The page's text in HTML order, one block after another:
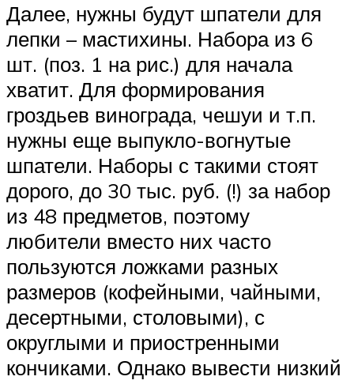
Далее, нужны будут шпатели для
лепки – мастихины. Набора из 6
шт. (поз. 1 на рис.) для начала
хватит. Для формирования
гроздьев винограда, чешуи и т.п.
нужны еще выпукло-вогнутые
шпатели. Наборы с такими стоят
дорого, до 30 тыс. руб. (!) за набор
из 48 предметов, поэтому
любители вместо них часто
пользуются ложками разных
размеров (кофейными, чайными,
десертными, столовыми), с
округлыми и приостренными
кончиками. Однако вывести низкий